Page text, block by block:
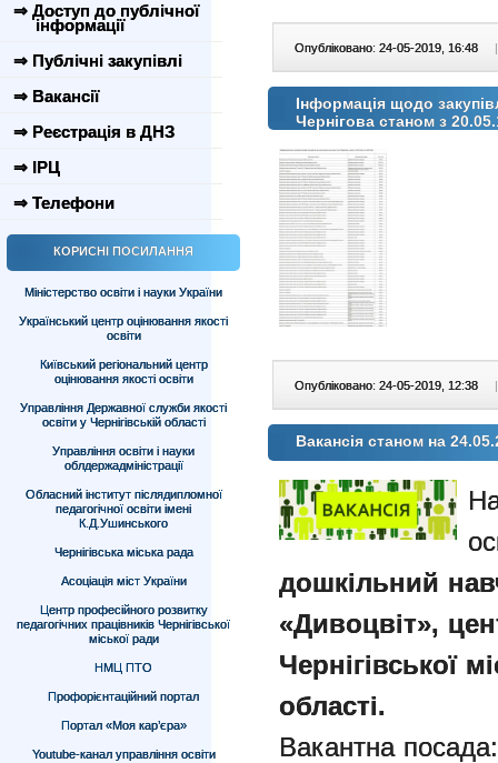
⇒ Доступ до публічної
інформації
⇒ Публічні закупівлі
⇒ Вакансії
⇒ Реєстрація в ДНЗ
⇒ ІРЦ
⇒ Телефони
КОРИСНІ ПОСИЛАННЯ
Міністерство освіти і науки України
Український центр оцінювання якості
освіти
Київський регіональний центр
оцінювання якості освіти
Управління Державної служби якості
освіти у Чернігівській області
Управління освіти і науки
облдержадміністрації
Обласний інститут післядипломної
педагогічної освіти імені
К.Д.Ушинського
Чернігівська міська рада
Асоціація міст України
Центр професійного розвитку
педагогічних працівників Чернігівської
міської ради
НМЦ ПТО
Профорієнтаційний портал
Портал «Моя кар’єра»
Youtube-канал управління освіти
Опубліковано: 24-05-2019, 16:48 |
Інформація щодо
Чернігова станом з
Опубліковано: 24-05-2019, 12:38 |
Вакансія станом на
дошкільний
«Дивоцвіт»,
Чернігівської
області.
Вакантна